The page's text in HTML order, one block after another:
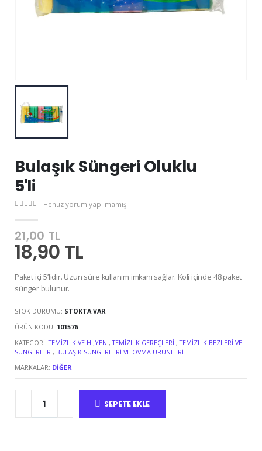
Bulaşık Süngeri Oluklu
5'li
Henüz yorum yapılmamış
21,00 TL
18,90 TL
Paket içi 5’lidir. Uzun süre kullanım imkanı sağlar. Koli içinde 48 paket
sünger bulunur.
STOK DURUMU: STOKTA VAR
ÜRÜN KODU: 101576
KATEGORI:TEMIZLIK VE HIJYEN ,TEMIZLIK GEREÇLERI ,TEMIZLIK BEZLERI VE
SÜNGERLER , BULAŞIK SÜNGERLERI VE OVMA ÜRÜNLERI
MARKALAR: DIĞER
SEPETE EKLE